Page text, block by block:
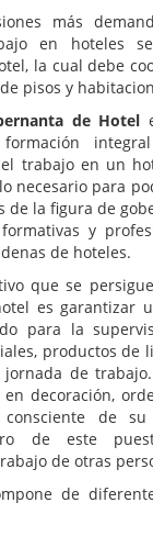
más
en hoteles
la cual debe
pisos y
de Hotel
trabajo en un
necesario para
de la figura de
y
de hoteles.
que se
es garantizar
para la
productos de
de
en decoración,
de su
de este
de otras
de